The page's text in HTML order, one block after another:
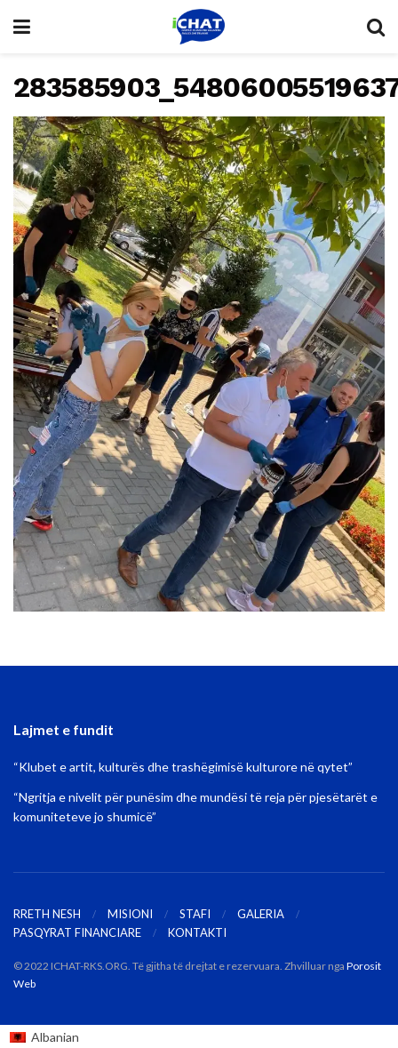
Lajmet e fundit
“Klubet e artit, kulturës dhe trashëgimisë kulturore në qytet”
“Ngritja e nivelit për punësim dhe mundësi të reja për pjesëtarët e
komuniteteve jo shumicë”
RRETH NESH MISIONI STAFI
GALERIA
PASQYRAT FINANCIARE
KONTAKTI
© 2022 ICHAT-RKS.ORG. Të gjitha të drejtat e rezervuara. Zhvilluar nga Porosit
Web
Albanian